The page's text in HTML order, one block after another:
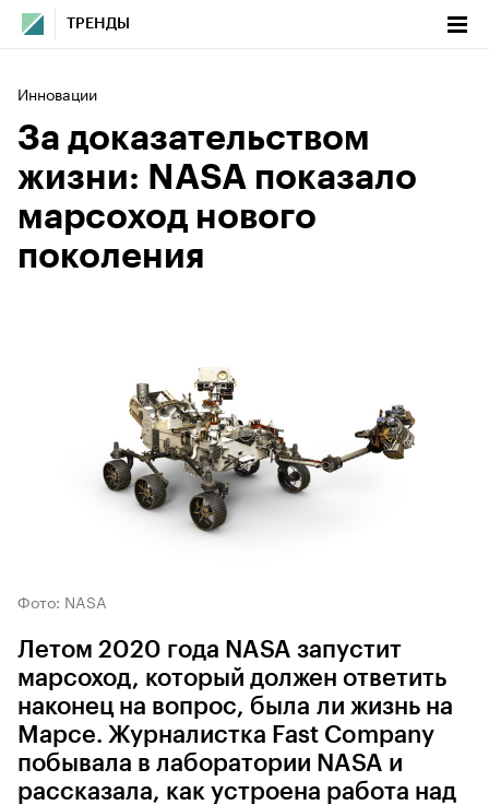
ТРЕНДЫ
Инновации
За доказательством
жизни: NASA показало
марсоход нового
поколения
Фото: NASA
Летом 2020 года NASA запустит
марсоход, который должен ответить
наконец на вопрос, была ли жизнь на
Марсе. Журналистка Fast Company
побывала в лаборатории NASA и
рассказала, как устроена работа над